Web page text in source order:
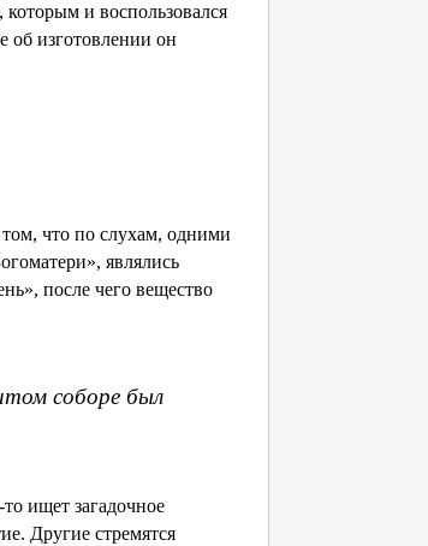
и воспользовался
об изготовлении он
что по слухам, одними
являлись
после чего вещество
соборе был
ищет загадочное
Другие стремятся